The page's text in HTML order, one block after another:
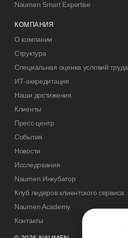
Naumen Smart Expertise
КОМПАНИЯ
О компании
Структура
Специальная оценка условий труда
ИТ-аккредитация
Наши достижения
Клиенты
Пресс-центр
События
Новости
Исследования
Naumen Инкубатор
Клуб лидеров клиентского сервиса
Naumen Academy
Контакты